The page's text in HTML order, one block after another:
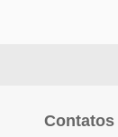
Contatos